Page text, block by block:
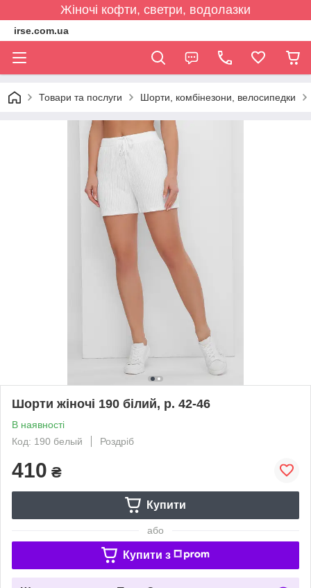
Жіночі кофти, светри, водолазки
irse.com.ua
Товари та послуги Шорти, комбінезони, велосипедки
Шорти жіночі 190 білий, р. 42-46
В наявності
Код: 190 белый
Роздріб
410 ₴
Купити
або
Купити з